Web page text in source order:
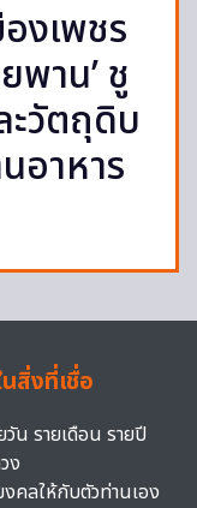
งเพชร
พาน’ ชู
วัตถุดิบ
อาหาร
สิ่งที่เชื่อ
น รายเดือน รายปี
ง
คลให้กับตัวท่านเอง